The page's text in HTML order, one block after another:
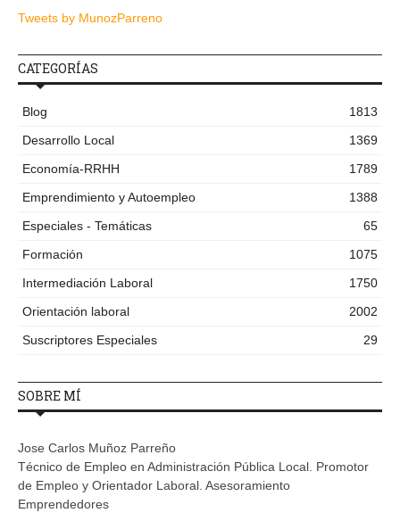
Tweets by MunozParreno
CATEGORÍAS
Blog
1813
Desarrollo Local
1369
Economía-RRHH
1789
Emprendimiento y Autoempleo
1388
Especiales - Temáticas
65
Formación
1075
Intermediación Laboral
1750
Orientación laboral
2002
Suscriptores Especiales
29
SOBRE MÍ
Jose Carlos Muñoz Parreño
Técnico de Empleo en Administración Pública Local. Promotor
de Empleo y Orientador Laboral. Asesoramiento
Emprendedores